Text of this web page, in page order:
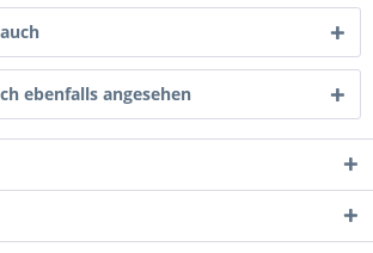
ebenfalls angesehen